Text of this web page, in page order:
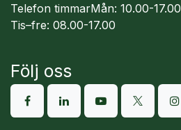
Telefon timmarMån: 10.00-17.00
Tis–fre: 08.00-17.00
Följ oss